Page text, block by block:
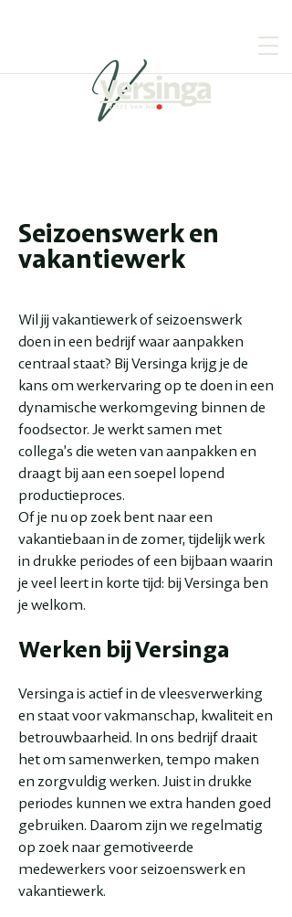
Seizoenswerk en
vakantiewerk
Wil jij vakantiewerk of seizoenswerk
doen in een bedrijf waar aanpakken
centraal staat? Bij Versinga krijg je de
kans om werkervaring op te doen in een
dynamische werkomgeving binnen de
foodsector. Je werkt samen met
collega’s die weten van aanpakken en
draagt bij aan een soepel lopend
productieproces.
Of je nu op zoek bent naar een
vakantiebaan in de zomer, tijdelijk werk
in drukke periodes of een bijbaan waarin
je veel leert in korte tijd: bij Versinga ben
je welkom.
Werken bij Versinga
Versinga is actief in de vleesverwerking
en staat voor vakmanschap, kwaliteit en
betrouwbaarheid. In ons bedrijf draait
het om samenwerken, tempo maken
en zorgvuldig werken. Juist in drukke
periodes kunnen we extra handen goed
gebruiken. Daarom zijn we regelmatig
op zoek naar gemotiveerde
medewerkers voor seizoenswerk en
vakantiewerk.